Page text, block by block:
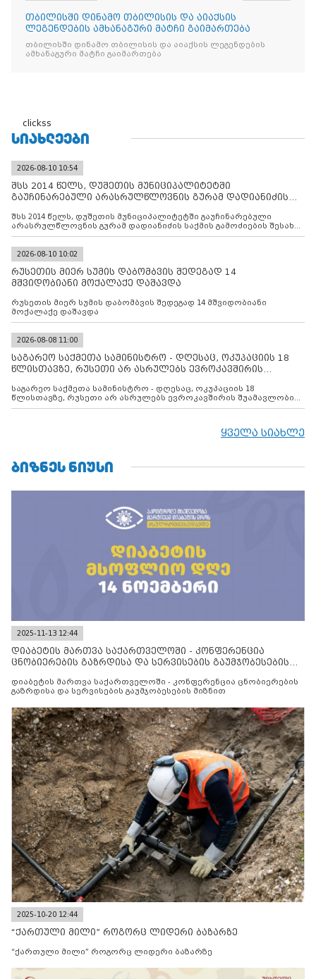
თბილისში დინამო თბილისის და აიაქსის
ლეგენდების ამხანაგური მატჩი გაიმართება
თბილისში დინამო თბილისის და აიაქსის ლეგენდების
ამხანაგური მატჩი გაიმართება
clickss
ᲡᲘᲐᲮᲚᲔᲔᲑᲘ
2026-08-10 10:54
შსს 2014 წელს, დუშეთის მუნიციპალიტეტში
გაუჩინარებული არასრულწლოვნის გურამ დადიანიძის
შსს 2014 წელს, დუშეთის მუნიციპალიტეტში გაუჩინარებული
არასრულწლოვნის გურამ დადიანიძის საქმის გამოძიების შესახებ
ინფორმაციას ავრცელებს
2026-08-10 10:02
რუსეთის მიერ სუმის დაბომბვის შედეგად 14
მშვიდობიანი მოქალაქე დაშავდა
რუსეთის მიერ სუმის დაბომბვის შედეგად 14 მშვიდობიანი
მოქალაქე დაშავდა
2026-08-08 11:00
საგარეო საქმეთა სამინისტრო - დღესაც, ოკუპაციის 18
წლისთავზე, რუსეთი არ ასრულებს ევროკავშირის
საგარეო საქმეთა სამინისტრო - დღესაც, ოკუპაციის 18
წლისთავზე, რუსეთი არ ასრულებს ევროკავშირის შუამავლობით
დადებულ 2008 წლის 12 აგვისტოს ცეცხლის შეწყვეტის
მილიტარიზაციის პროცესს და აქტიურად დგამს ნაბიჯებს მათი
ყველა სიახლე
ᲑᲘᲖᲜᲔᲡ ᲜᲘᲣᲡᲘ
2025-11-13 12:44
დიაბეტის მართვა საქართველოში - კონფერენცია
ცნობიერების გაზრდისა და სერვისების გაუმჯობესების
დიაბეტის მართვა საქართველოში - კონფერენცია ცნობიერების
გაზრდისა და სერვისების გაუმჯობესების მიზნით
2025-10-20 12:44
“ქართული მილი” როგორც ლიდერი ბაზარზე
“ქართული მილი” როგორც ლიდერი ბაზარზე